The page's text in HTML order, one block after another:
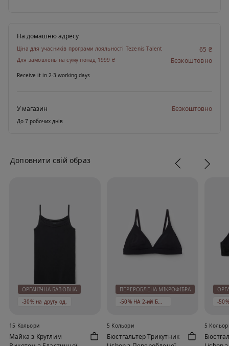
На домашню адресу
Ціна для учасників програми лояльності Tezenis Talent 65 ₴
Для замовлень на суму понад 1999 ₴ Безкоштовно
Receive it in 2-3 working days
У магазин Безкоштовно
До 7 робочих днів
Доповнити свій образ
ОРГАНІЧНА БАВОВНА
-30% на другу од.
15 Кольори
Майка з Круглим
ПЕРЕРОБЛЕНА МІКРОФІБРА
-50% НА 2-ий БЮСТГАЛЬТЕР
5 Кольори
Бюстгальтер Трикутник
5